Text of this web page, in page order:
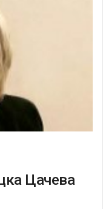
Цачева